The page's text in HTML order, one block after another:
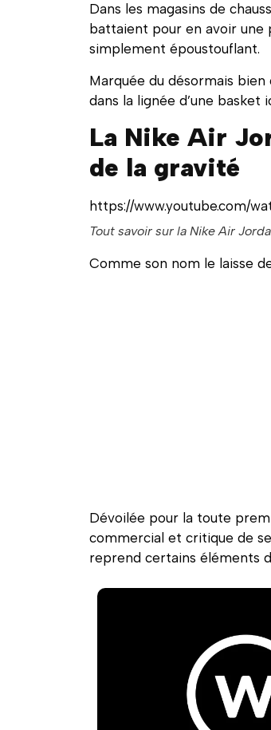
Dans les magasins de
battaient pour en avoir une
simplement époustouflant.
Marquée du désormais
dans la lignée d’une basket
La Nike Air
de la gravité
https://www.youtube.com/
Tout savoir sur la Nike Air
Comme son nom le laisse
Dévoilée pour la toute
commercial et critique de
reprend certains éléments